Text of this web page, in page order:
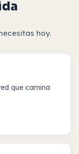
hoy.
que camina